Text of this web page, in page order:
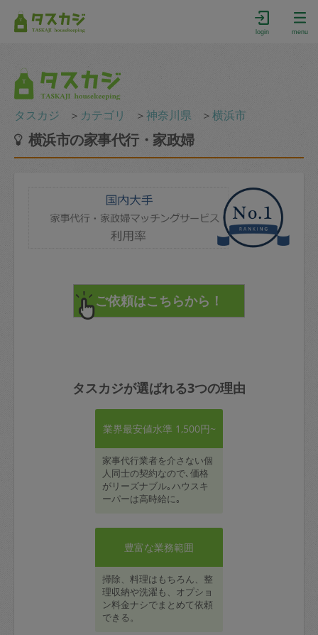
login menu
タスカジ ＞ カテゴリ ＞神奈川県 ＞横浜市
横浜市の家事代行・家政婦
タスカジが選ばれる3つの理由
業界最安値水準 1,500円~
家事代行業者を介さない個
人同士の契約なので､価格
がリーズナブル｡ハウスキ
ーパーは高時給に｡
豊富な業務範囲
掃除、料理はもちろん、整
理収納や洗濯も、オプショ
ン料金ナシでまとめて依頼
できる。